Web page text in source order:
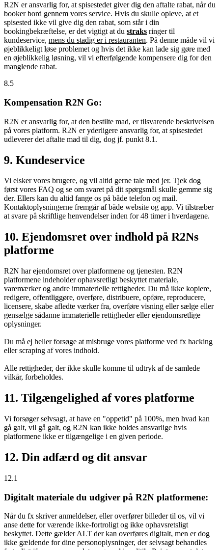
R2N er ansvarlig for, at spisestedet giver dig den aftalte rabat, når du
booker bord gennem vores service. Hvis du skulle opleve, at et
spisested ikke vil give dig den rabat, som står i din
bookingbekræftelse, er det vigtigt at du straks ringer til
kundeservice, mens du stadig er i restauranten. På denne måde vil vi
øjeblikkeligt løse problemet og hvis det ikke kan lade sig gøre med
en øjeblikkelig løsning, vil vi efterfølgende kompensere dig for den
manglende rabat.
8.5
Kompensation R2N Go:
R2N er ansvarlig for, at den bestilte mad, er tilsvarende beskrivelsen
på vores platform. R2N er yderligere ansvarlig for, at spisestedet
udleverer det aftalte mad til dig, dog jf. punkt 8.1.
9. Kundeservice
Vi elsker vores brugere, og vil altid gerne tale med jer. Tjek dog
først vores FAQ og se om svaret på dit spørgsmål skulle gemme sig
der. Ellers kan du altid fange os på både telefon og mail.
Kontaktoplysningerne fremgår af både website og app. Vi tilstræber
at svare på skriftlige henvendelser inden for 48 timer i hverdagene.
10. Ejendomsret over indhold på R2Ns
platforme
R2N har ejendomsret over platformene og tjenesten. R2N
platformene indeholder ophavsretligt beskyttet materiale,
varemærker og andre immaterielle rettigheder. Du må ikke kopiere,
redigere, offentliggøre, overføre, distribuere, opføre, reproducere,
licensere, skabe afledte værker fra, overføre visning eller sælge eller
gensælge sådanne immaterielle rettigheder eller ejendomsretlige
oplysninger.
Du må ej heller forsøge at misbruge vores platforme ved fx hacking
eller scraping af vores indhold.
Alle rettigheder, der ikke skulle komme til udtryk af de samlede
vilkår, forbeholdes.
11. Tilgængelighed af vores platforme
Vi forsøger selvsagt, at have en "oppetid" på 100%, men hvad kan
gå galt, vil gå galt, og R2N kan ikke holdes ansvarlige hvis
platformene ikke er tilgængelige i en given periode.
12. Din adfærd og dit ansvar
12.1
Digitalt materiale du udgiver på R2N platformene:
Når du fx skriver anmeldelser, eller overfører billeder til os, vil vi
anse dette for værende ikke-fortroligt og ikke ophavsretsligt
beskyttet. Dette gælder ALT der kan overføres digitalt, men er dog
ikke gældende for dine personoplysninger, der selvsagt behandles